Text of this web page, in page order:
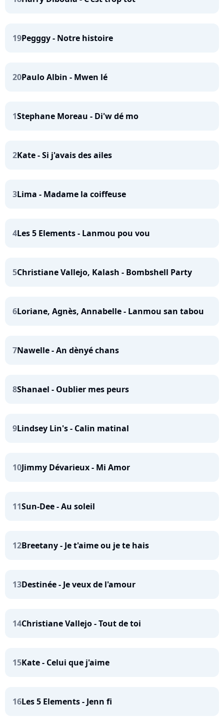
19Pegggy - Notre histoire
20Paulo Albin - Mwen lé
1Stephane Moreau - Di'w dé mo
2Kate - Si j'avais des ailes
3Lima - Madame la coiffeuse
4Les 5 Elements - Lanmou pou vou
5Christiane Vallejo, Kalash - Bombshell Party
6Loriane, Agnès, Annabelle - Lanmou san tabou
7Nawelle - An dènyé chans
8Shanael - Oublier mes peurs
9Lindsey Lin's - Calin matinal
10Jimmy Dévarieux - Mi Amor
11Sun-Dee - Au soleil
12Breetany - Je t'aime ou je te hais
13Destinée - Je veux de l'amour
14Christiane Vallejo - Tout de toi
15Kate - Celui que j'aime
16Les 5 Elements - Jenn fi